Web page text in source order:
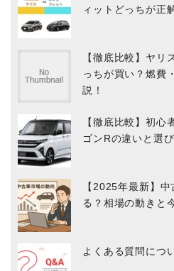
ィットどっちが正
【徹底比較】ヤ
っちが買い？燃費
説！
【徹底比較】初心
ゴンRの違いと選
【2025年最新】
る？相場の動きと
よくある質問につ